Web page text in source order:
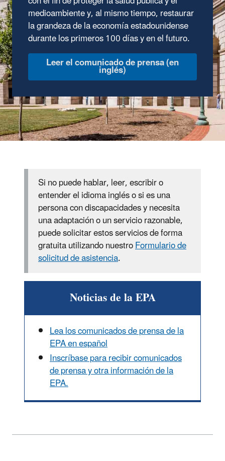
medioambiente y, al mismo tiempo, restaurar
la grandeza de la economía estadounidense
durante los primeros 100 días y en el futuro.
Leer el comunicado de prensa (en
inglés)
Si no puede hablar, leer, escribir o
entender el idioma inglés o si es una
persona con discapacidades y necesita
una adaptación o un servicio razonable,
puede solicitar estos servicios de forma
gratuita utilizando nuestroFormulario de
solicitud de asistencia.
Noticias de la EPA
Lea los comunicados de prensa de la
EPA en español
Inscríbase para recibir comunicados
de prensa y otra información de la
EPA.